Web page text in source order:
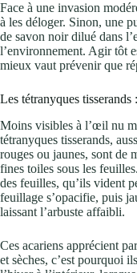
Face à une invasion
à les déloger. Sinon, une
de savon noir dilué dans
l’environnement. Agir tôt
mieux vaut prévenir que
Les tétranyques
Moins visibles à l’œil nu
tétranyques tisserands,
rouges ou jaunes, sont de
fines toiles sous les
des feuilles, qu’ils vident
feuillage s’opacifie, puis
laissant l’arbuste affaibli.
Ces acariens apprécient
et sèches, c’est pourquoi